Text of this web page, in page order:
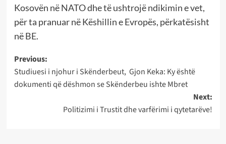
Kosovën në NATO dhe të ushtrojë ndikimin e vet,
për ta pranuar në Këshillin e Evropës, përkatësisht
në BE.
Post
navigation
Previous:
Studiuesi i njohur i Skënderbeut, Gjon Keka: Ky është
dokumenti që dëshmon se Skënderbeu ishte Mbret
Next:
Politizimi i Trustit dhe varfërimi i qytetarëve!